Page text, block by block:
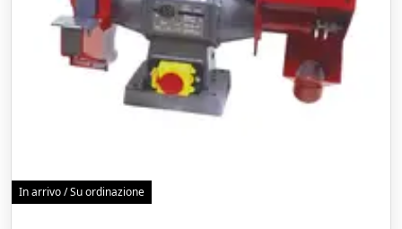
In arrivo / Su ordinazione